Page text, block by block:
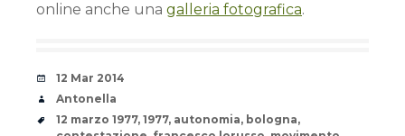
online anche una galleria fotografica.
Date
12 Mar 2014
Author
Antonella
Tags
12 marzo 1977, 1977, autonomia, bologna,